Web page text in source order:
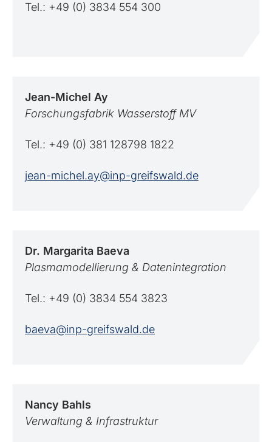
Tel.: +49 (0) 3834 554 300
Jean-Michel Ay
Forschungsfabrik Wasserstoff MV
Tel.: +49 (0) 381 128798 1822
jean-michel.ay@inp-greifswald.de
Dr. Margarita Baeva
Plasmamodellierung & Datenintegration
Tel.: +49 (0) 3834 554 3823
baeva@inp-greifswald.de
Nancy Bahls
Verwaltung & Infrastruktur